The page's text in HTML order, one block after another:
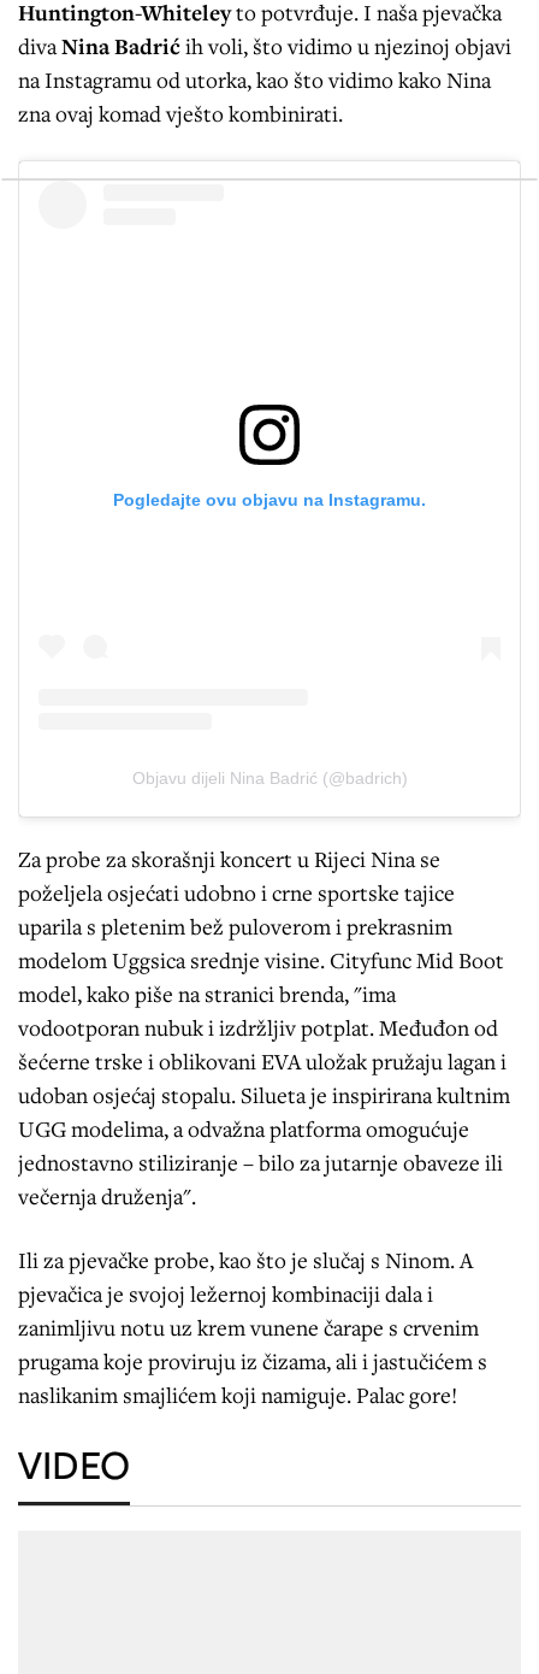
Huntington-Whiteleyto potvrđuje. I naša pjevačka
divaNina Badrićih voli, što vidimo u njezinoj objavi
na Instagramu od utorka, kao što vidimo kako Nina
zna ovaj komad vješto kombinirati.
Pogledajte ovu objavu na Instagramu.
Objavu dijeli Nina Badrić (@badrich)
Za probe za skorašnji koncert u Rijeci Nina se
poželjela osjećati udobno i crne sportske tajice
uparila s pletenim bež puloverom i prekrasnim
modelom Uggsica srednje visine. Cityfunc Mid Boot
model, kako piše na stranici brenda, "ima
vodootporan nubuk i izdržljiv potplat. Međuđon od
šećerne trske i oblikovani EVA uložak pružaju lagan i
udoban osjećaj stopalu. Silueta je inspirirana kultnim
UGG modelima, a odvažna platforma omogućuje
jednostavno stiliziranje – bilo za jutarnje obaveze ili
večernja druženja".
Ili za pjevačke probe, kao što je slučaj s Ninom. A
pjevačica je svojoj ležernoj kombinaciji dala i
zanimljivu notu uz krem vunene čarape s crvenim
prugama koje proviruju iz čizama, ali i jastučićem s
naslikanim smajlićem koji namiguje. Palac gore!
VIDEO